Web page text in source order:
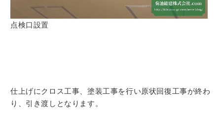
点検口設置
仕上げにクロス工事、塗装工事を行い原状回復工事が終わ
り、引き渡しとなります。